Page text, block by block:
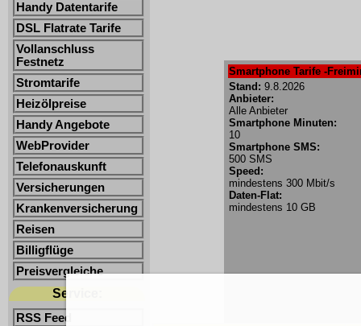
Handy Datentarife
DSL Flatrate Tarife
Vollanschluss
Festnetz
Stromtarife
Heizölpreise
Handy Angebote
WebProvider
Telefonauskunft
Versicherungen
Krankenversicherung
Reisen
Billigflüge
Preisvergleiche
Service:
RSS Feed
Smartphone Tarife -
Stand: 9.8.2026
Anbieter:
Alle Anbieter
Smartphone Minuten:
10
Smartphone SMS:
500 SMS
Speed:
mindestens 300 Mbit/s
Daten-Flat:
mindestens 10 GB